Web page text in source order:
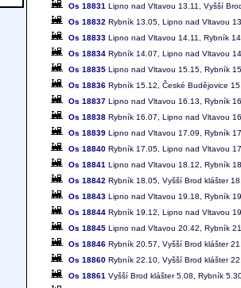
Os 18831 Lipno nad Vltavou 13.11, Vyšší
Os 18832 Rybník 13.05, Lipno nad Vltavou
Os 18833 Lipno nad Vltavou 14.11, Rybník
Os 18834 Rybník 14.07, Lipno nad Vltavou
Os 18835 Lipno nad Vltavou 15.15, Rybník
Os 18836 Rybník 15.12, České Budějovice
Os 18837 Lipno nad Vltavou 16.13, Rybník
Os 18838 Rybník 16.07, Lipno nad Vltavou
Os 18839 Lipno nad Vltavou 17.09, Rybník
Os 18840 Rybník 17.05, Lipno nad Vltavou
Os 18841 Lipno nad Vltavou 18.12, Rybník
Os 18842 Rybník 18.05, Vyšší Brod klášter
Os 18843 Lipno nad Vltavou 19.18, Rybník
Os 18844 Rybník 19.12, Lipno nad Vltavou
Os 18845 Lipno nad Vltavou 20.42, Rybník
Os 18846 Rybník 20.57, Vyšší Brod klášter
Os 18860 Rybník 22.10, Vyšší Brod klášter
Os 18861 Vyšší Brod klášter 5.08, Rybník